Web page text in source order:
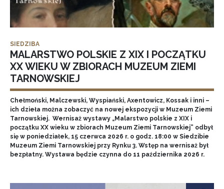
SIEDZIBA
MALARSTWO POLSKIE Z XIX I POCZĄTKU
XX WIEKU W ZBIORACH MUZEUM ZIEMI
TARNOWSKIEJ
Chełmoński, Malczewski, Wyspiański, Axentowicz, Kossak i inni –
ich dzieła można zobaczyć na nowej ekspozycji w Muzeum Ziemi
Tarnowskiej. Wernisaż wystawy „Malarstwo polskie z XIX i
początku XX wieku w zbiorach Muzeum Ziemi Tarnowskiej” odbył
się w poniedziałek, 15 czerwca 2026 r. o godz. 18:00 w Siedzibie
Muzeum Ziemi Tarnowskiej przy Rynku 3. Wstęp na wernisaż był
bezpłatny. Wystawa będzie czynna do 11 października 2026 r.